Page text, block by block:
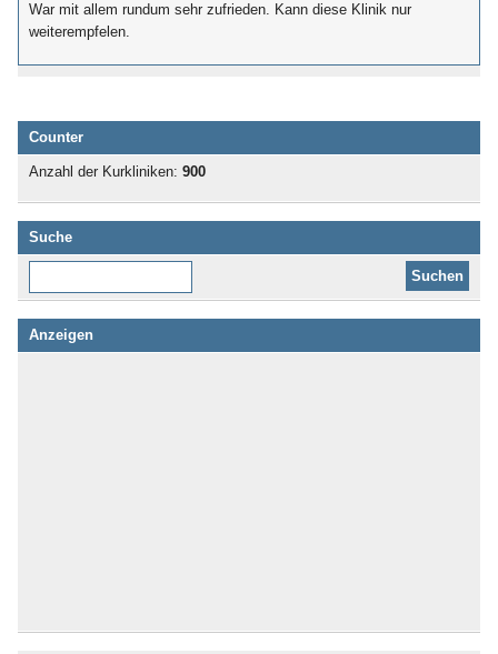
War mit allem rundum sehr zufrieden. Kann diese Klinik nur
weiterempfelen.
Counter
Anzahl der Kurkliniken: 900
Suche
Anzeigen